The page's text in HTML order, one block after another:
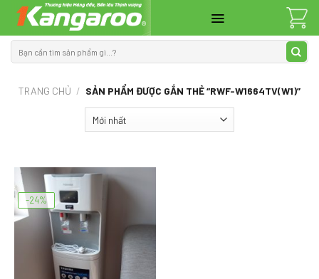
content
kiếm:
TRANG CHỦ / SẢN PHẨM ĐƯỢC GẮN THẺ “RWF-W1664TV(W1)”
-24%